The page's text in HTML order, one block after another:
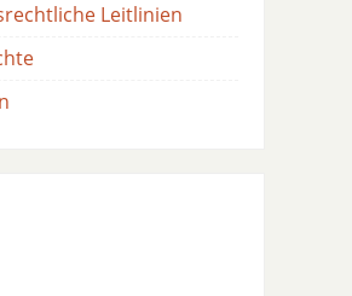
Leitlinien